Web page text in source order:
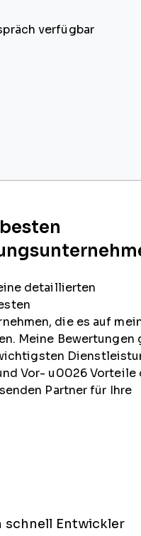
verfügbar
detaillierten
die es auf
Meine Bewertungen
Vor- u0026 Vorteile
Partner für Ihre
schnell Entwickler